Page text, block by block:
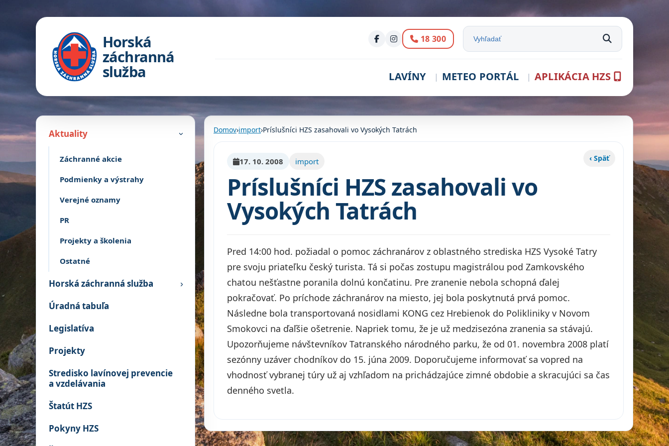
Horská
záchranná
služba
Volanie:
18 300 Vyhľadať na stránke
LAVÍNY METEO PORTÁL APLIKÁCIA HZS
Aktuality ›
Záchranné akcie
Podmienky a výstrahy
Verejné oznamy
PR
Projekty a školenia
Ostatné
Horská záchranná služba ›
Úradná tabuľa
Legislatíva
Projekty
Stredisko lavínovej prevencie
a vzdelávania
Štatút HZS
Pokyny HZS
Domov›import›Príslušníci HZS zasahovali vo Vysokých Tatrách
‹ Späť
17. 10. 2008 import
Príslušníci HZS zasahovali vo
Vysokých Tatrách
Pred 14:00 hod. požiadal o pomoc záchranárov z oblastného strediska HZS Vysoké Tatry
pre svoju priateľku český turista. Tá si počas zostupu magistrálou pod Zamkovského
chatou nešťastne poranila dolnú končatinu. Pre zranenie nebola schopná ďalej
pokračovať. Po príchode záchranárov na miesto, jej bola poskytnutá prvá pomoc.
Následne bola transportovaná nosidlami KONG cez Hrebienok do Polikliniky v Novom
Smokovci na ďaľšie ošetrenie. Napriek tomu, že je už medzisezóna zranenia sa stávajú.
Upozorňujeme návštevníkov Tatranského národného parku, že od 01. novembra 2008 platí
sezónny uzáver chodníkov do 15. júna 2009. Doporučujeme informovať sa vopred na
vhodnosť vybranej túry už aj vzhľadom na prichádzajúce zimné obdobie a skracujúci sa čas
denného svetla.